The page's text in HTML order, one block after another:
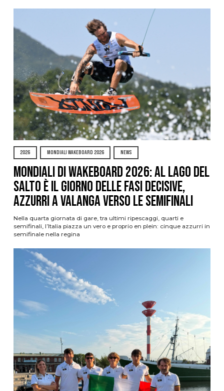
2026 MONDIALI WAKEBOARD 2026 NEWS
Mondiali di Wakeboard 2026: al Lago del
Salto è il giorno delle fasi decisive,
azzurri a valanga verso le semifinali
Nella quarta giornata di gare, tra ultimi ripescaggi, quarti e
semifinali, l’Italia piazza un vero e proprio en plein: cinque azzurri in
semifinale nella regina